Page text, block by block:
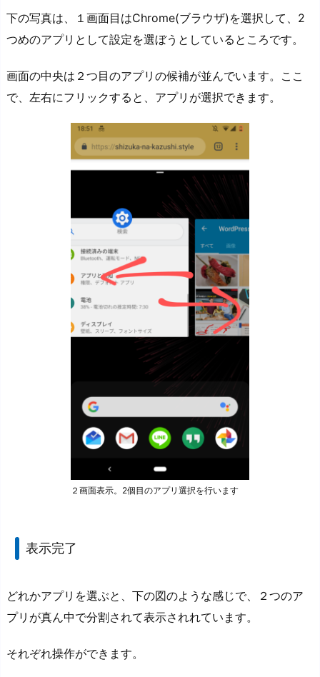
下の写真は、１画面目はChrome(ブラウザ)を選択して、2
つめのアプリとして設定を選ぼうとしているところです。
画面の中央は２つ目のアプリの候補が並んでいます。ここ
で、左右にフリックすると、アプリが選択できます。
２画面表示。2個目のアプリ選択を行います
表示完了
どれかアプリを選ぶと、下の図のような感じで、２つのア
プリが真ん中で分割されて表示されれています。
それぞれ操作ができます。